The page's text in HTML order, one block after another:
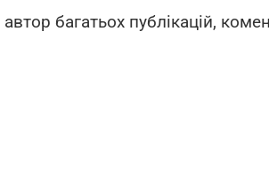
багатьох публікацій,